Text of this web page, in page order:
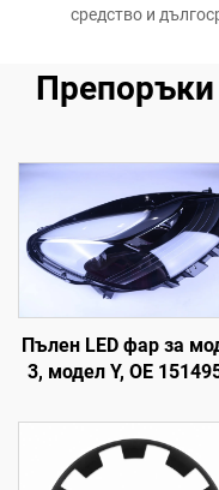
средство и
Препоръки
Пълен LED фар за
3, модел Y, OE
1514952-10-E,
на фарове за
автомобилно